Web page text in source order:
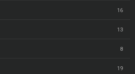
16
13
8
19